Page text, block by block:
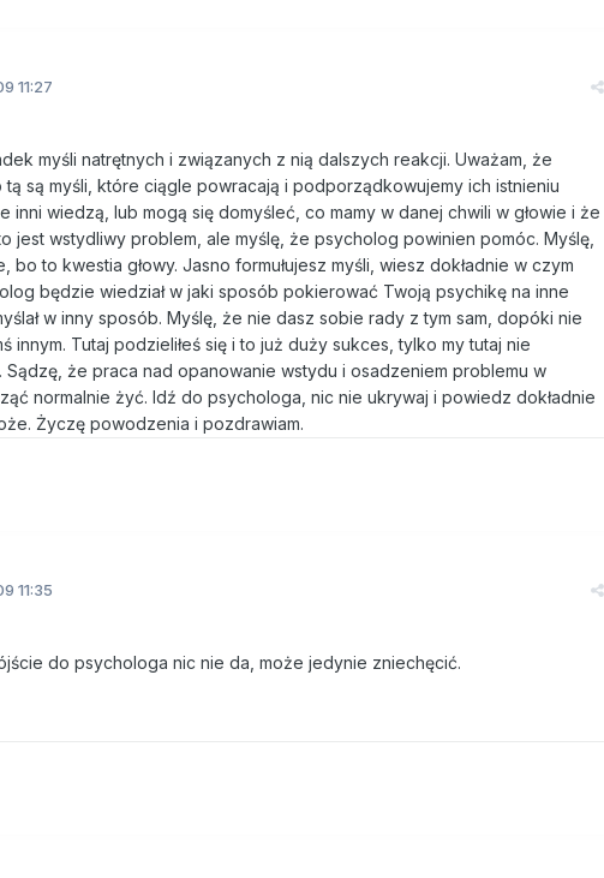
11:27
myśli natrętnych i związanych z nią dalszych reakcji. Uważam, że
są myśli, które ciągle powracają i podporządkowujemy ich istnieniu
inni wiedzą, lub mogą się domyśleć, co mamy w danej chwili w głowie i że
jest wstydliwy problem, ale myślę, że psycholog powinien pomóc. Myślę,
to kwestia głowy. Jasno formułujesz myśli, wiesz dokładnie w czym
będzie wiedział w jaki sposób pokierować Twoją psychikę na inne
w inny sposób. Myślę, że nie dasz sobie rady z tym sam, dopóki nie
innym. Tutaj podzieliłeś się i to już duży sukces, tylko my tutaj nie
Sądzę, że praca nad opanowanie wstydu i osadzeniem problemu w
normalnie żyć. Idź do psychologa, nic nie ukrywaj i powiedz dokładnie
Życzę powodzenia i pozdrawiam.
11:35
do psychologa nic nie da, może jedynie zniechęcić.